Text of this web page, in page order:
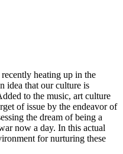
heating up in the
idea that our culture is
to the music, art culture
of issue by the endeavor of
the dream of being a
now a day. In this actual
for nurturing these